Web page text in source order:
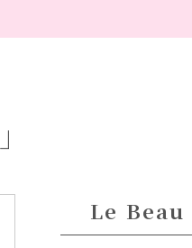
Le